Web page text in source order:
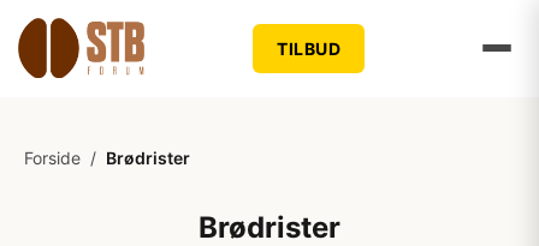
TILBUD
Forside / Brødrister
Brødrister